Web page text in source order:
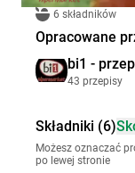
6 składników
Opracowane
bi1 -
43 przepisy
Składniki (6)
Możesz oznaczać
po lewej stronie